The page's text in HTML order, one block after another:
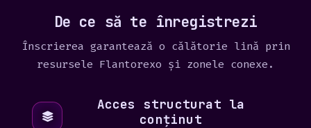
De ce să te înregistrezi
Înscrierea garantează o călătorie lină prin
resursele Flantorexo și zonele conexe.
Acces structurat la
conținut